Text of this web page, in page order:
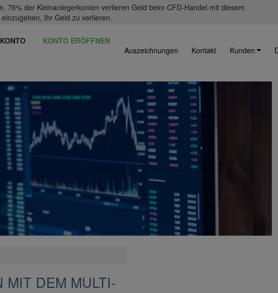
der Kleinanlegerkonten verlieren Geld beim CFD-Handel mit diesem
Ihr Geld zu verlieren.
KONTO ERÖFFNEN
Auszeichnungen
Kontakt Kunden
DEM MULTI-